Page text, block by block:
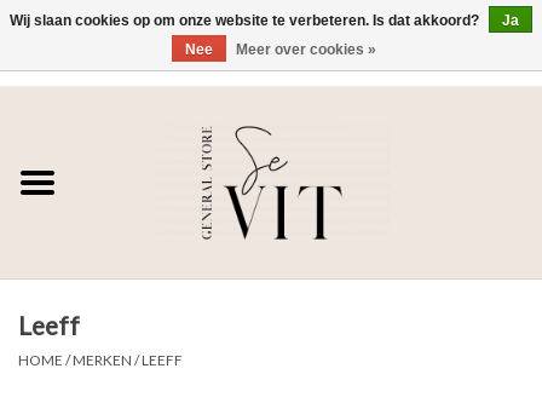
SE VIT
HEREN
Leeff
HOME /MERKEN /LEEFF
Wij slaan cookies op om onze website te verbeteren. Is dat akkoord?
Ja
Nee
Meer over cookies »